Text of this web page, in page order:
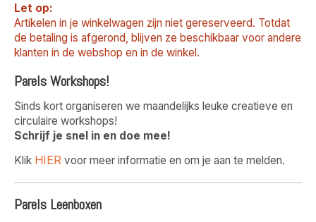
Let op:
Artikelen in je winkelwagen zijn niet gereserveerd. Totdat
de betaling is afgerond, blijven ze beschikbaar voor andere
klanten in de webshop en in de winkel.
Parels Workshops!
Sinds kort organiseren we maandelijks leuke creatieve en
circulaire workshops!
Schrijf je snel in en doe mee!
Klik HIER voor meer informatie en om je aan te melden.
Parels Leenboxen